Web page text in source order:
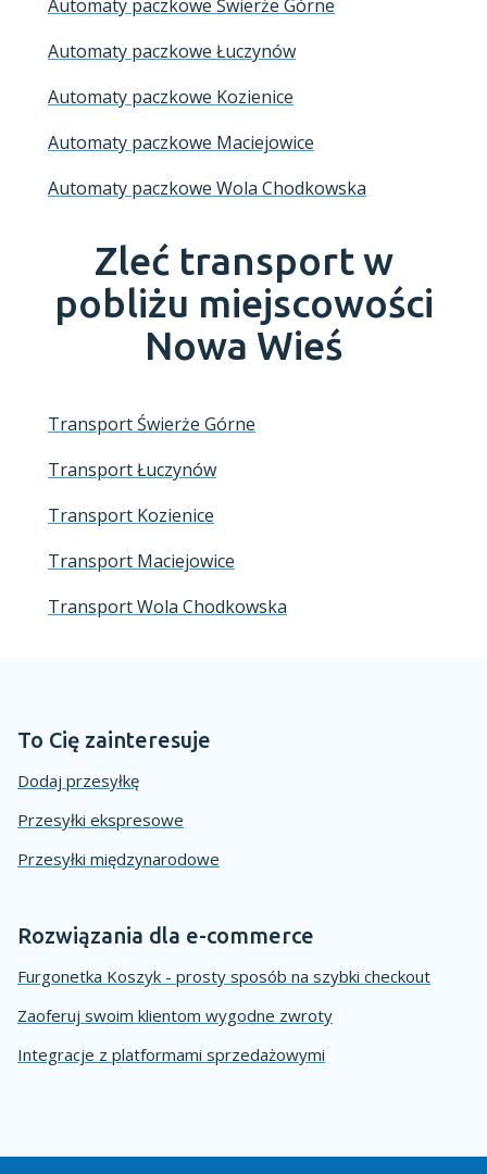
Automaty paczkowe Świerże Górne
Automaty paczkowe Łuczynów
Automaty paczkowe Kozienice
Automaty paczkowe Maciejowice
Automaty paczkowe Wola Chodkowska
Zleć transport w
pobliżu miejscowości
Nowa Wieś
Transport Świerże Górne
Transport Łuczynów
Transport Kozienice
Transport Maciejowice
Transport Wola Chodkowska
To Cię zainteresuje
Dodaj przesyłkę
Przesyłki ekspresowe
Przesyłki międzynarodowe
Rozwiązania dla e-commerce
Furgonetka Koszyk - prosty sposób na szybki checkout
Zaoferuj swoim klientom wygodne zwroty
Integracje z platformami sprzedażowymi